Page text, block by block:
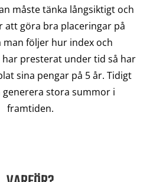
måste tänka långsiktigt och
att göra bra placeringar på
man följer hur index och
presterat under tid så har
sina pengar på 5 år. Tidigt
generera stora summor i
framtiden.